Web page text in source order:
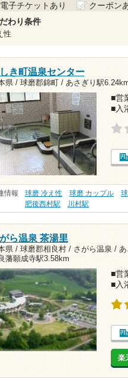
電子チケットあり クーポン
わり条件
性
き町温泉センター
県 / 球磨郡錦町 / あさぎり駅
■営
■入
情報 球磨 冷え性 球磨 カップル
肥後西村駅
川村駅
ら温泉 茶湯里
県 / 球磨郡相良村 / さがら温泉 /
藩願成寺駅3.58km
■営
■入
楽